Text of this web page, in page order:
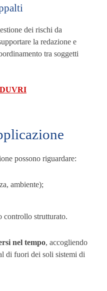
dei rischi da
la redazione e
tra soggetti
DUVRI
possono riguardare:
ambiente);
controllo strutturato.
nel tempo, accogliendo
di fuori dei soli sistemi di